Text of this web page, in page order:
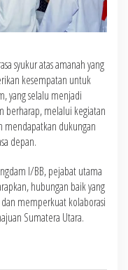
syukur atas amanah yang
kesempatan untuk
yang selalu menjadi
berharap, melalui kegiatan
mendapatkan dukungan
depan.
I/BB, pejabat utama
hubungan baik yang
memperkuat kolaborasi
Sumatera Utara.